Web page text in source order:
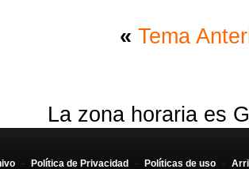
« Tema
La zona horaria es
- Política de Privacidad - Políticas de uso -